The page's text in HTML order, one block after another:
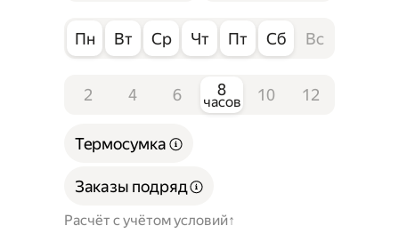
Пн Вт Ср Чт Пт Сб Вс
2 4 6 8
часов 10 12
Расчёт с учётом условий
Термосумка
Заказы подряд